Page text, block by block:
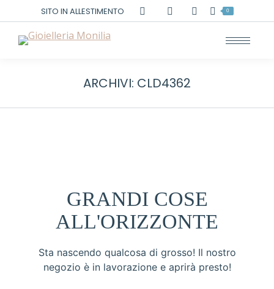
SITO IN ALLESTIMENTO Cerca: 0
ARCHIVI: CLD4362
GRANDI COSE
ALL'ORIZZONTE
Sta nascendo qualcosa di grosso! Il nostro
negozio è in lavorazione e aprirà presto!